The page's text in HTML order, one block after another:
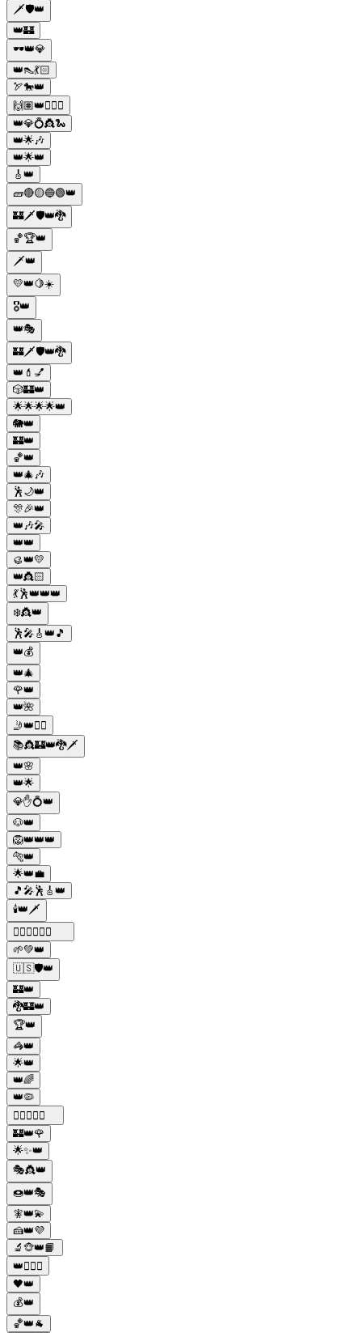
🗡️🛡️👑
👑🏰
🕶️👑💎
👑👠💃🏻
🏹🐎👑
🙌🏽👑💁🏽‍♀️
👑💎💍👸🐍
👑🌟🎶
👑🌟👑
🎸👑
🧱🔴🟡🔵🟢👑
🏰🗡️🛡️👑🐉
🏀🏆👑
🗡️👑
💛👑🍋☀️
🎖️👑
👑🎭
🏰🗡️🛡️👑🐉
👑💄💅
🎲🏰👑
🌟🌟🌟🌟👑
🐘👑
🏰👑
🏀👑
👑🎄🎶
🕺🌙👑
🎊🎉👑
👑🎶🎤
👑👑
🥮👑💛
👑👸🏻
💃🕺👑👑👑
❄️👸👑
🕺🎤🎸👑🎵
👑💰
👑🎄
🌹👑
👑🌺
🤳👑💁‍♀️
📚👸🏰👑🐉🗡️
👑🌸
👑🌟
💎✋💍👑
🐶👑
🦁👑👑👑
🐅👑
🌟👑💼
🎵🎤🕺🎸👑
🕯️👑🗡️
🕵️‍♂️🔫🍝🍷👑
🌱💚👑
🇺🇸🛡️👑
🏰👑
🐉🏰👑
🏆👑
🦓👑
🌟👑
👑🌈
👑🦠
✊🏽👊🏽👑
🏰👑🌹
🌟✨👑
🎭👸👑
🍩👑🎭
🧚👑💫
🍰👑💜
🔬🐵👑📙
👑🧔🏻‍♂️
🖤👑
💰👑
🏀👑🐐